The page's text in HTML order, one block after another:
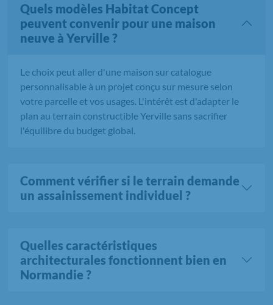
Quels modèles Habitat Concept
peuvent convenir pour une maison
neuve à Yerville ?
Le choix peut aller d'une maison sur catalogue
personnalisable à un projet conçu sur mesure selon
votre parcelle et vos usages. L'intérêt est d'adapter le
plan au terrain constructible Yerville sans sacrifier
l'équilibre du budget global.
Comment vérifier si le terrain demande
un assainissement individuel ?
Quelles caractéristiques
architecturales fonctionnent bien en
Normandie ?